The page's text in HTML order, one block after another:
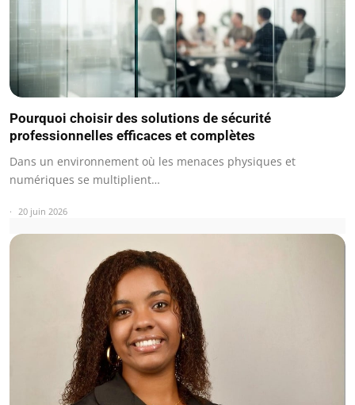
Pourquoi choisir des solutions de sécurité
professionnelles efficaces et complètes
Dans un environnement où les menaces physiques et
numériques se multiplient…
20 juin 2026